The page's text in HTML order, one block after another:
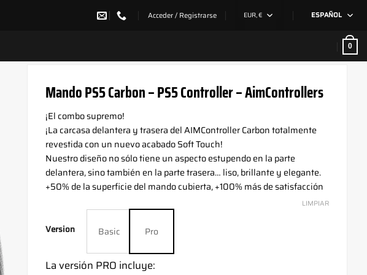
Acceder / Registrarse EUR, € ESPAÑOL
0
Mando PS5 Carbon – PS5 Controller – AimControllers
¡El combo supremo!
¡La carcasa delantera y trasera del AIMController Carbon totalmente
revestida con un nuevo acabado Soft Touch!
Nuestro diseño no sólo tiene un aspecto estupendo en la parte
delantera, sino también en la parte trasera… liso, brillante y elegante.
+50% de la superficie del mando cubierta, +100% más de satisfacción
Version Basic Pro
LIMPIAR
La versión PRO incluye: